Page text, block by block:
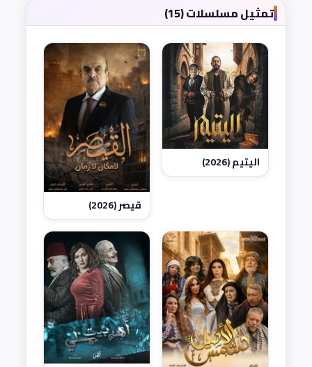
تمثيل مسلسلات (15)
اليتيم (2026)
قيصر (2026)